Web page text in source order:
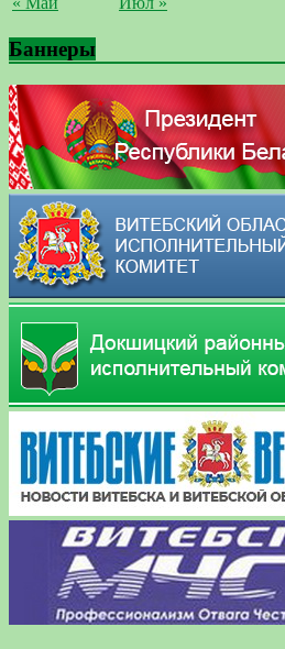
Баннеры